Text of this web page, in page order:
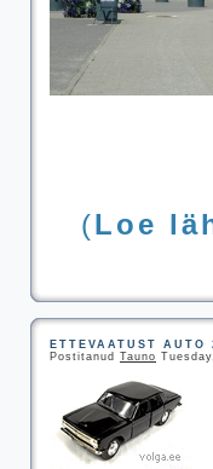
(Loe
ETTEVAATUST
Postitanud Tauno